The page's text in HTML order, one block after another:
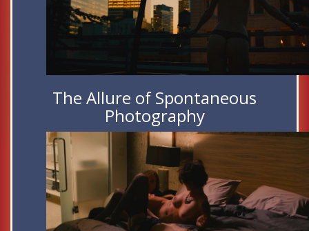
The Allure of Spontaneous
Photography